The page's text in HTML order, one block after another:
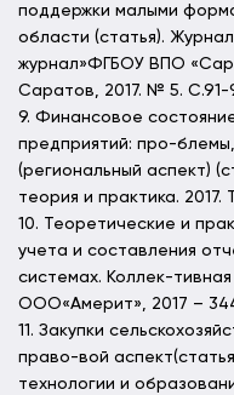
поддержки малыми
области (статья).
журнал»ФГБОУ ВПО
Саратов, 2017. № 5. С.91-
9. Финансовое
предприятий: про-
(региональный аспект)
теория и практика.
10. Теоретические и
учета и составления
системах. Коллек-
ООО«Америт», 2017 –
11. Закупки
право-вой
технологии и